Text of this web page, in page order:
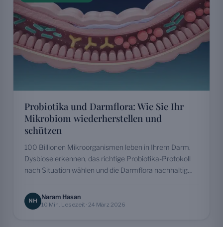
Probiotika und Darmflora: Wie Sie Ihr
Mikrobiom wiederherstellen und
schützen
100 Billionen Mikroorganismen leben in Ihrem Darm.
Dysbiose erkennen, das richtige Probiotika-Protokoll
nach Situation wählen und die Darmflora nachhaltig
NH Naram Hasan
10 Min. Lesezeit · 24 März 2026